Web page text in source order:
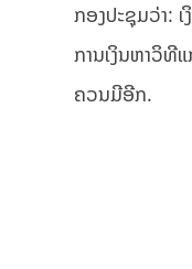
ກອງປະຊຸມວ່າ:
ການເງິນຫາວິທີ
ຄວນມີອີກ.